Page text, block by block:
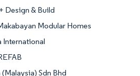
Design & Build
Modular Homes
International
Sdn Bhd